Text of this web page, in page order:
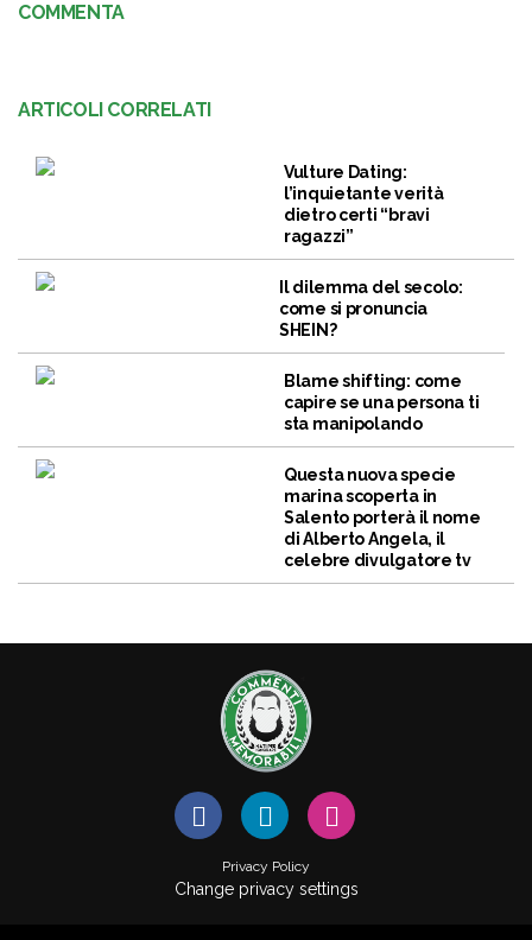
COMMENTA
ARTICOLI CORRELATI
Vulture Dating:
l’inquietante verità
dietro certi “bravi
ragazzi”
Il dilemma del secolo:
come si pronuncia
SHEIN?
Blame shifting: come
capire se una persona ti
sta manipolando
Questa nuova specie
marina scoperta in
Salento porterà il nome
di Alberto Angela, il
celebre divulgatore tv
Privacy Policy
Change privacy settings